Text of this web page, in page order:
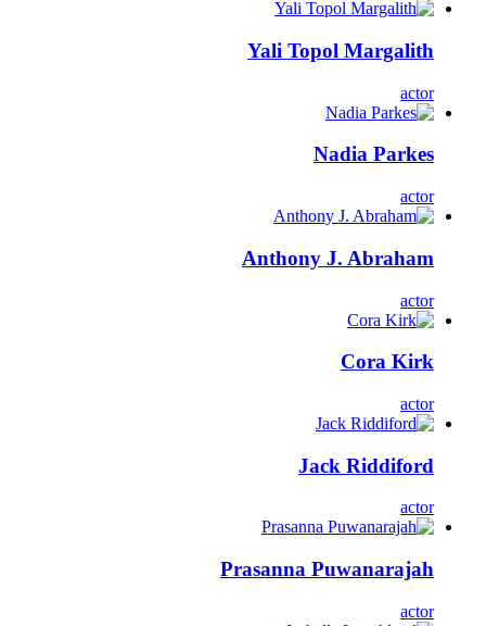
Yali Topol Margalith
actor
Nadia Parkes
actor
Anthony J. Abraham
actor
Cora Kirk
actor
Jack Riddiford
actor
Prasanna Puwanarajah
actor